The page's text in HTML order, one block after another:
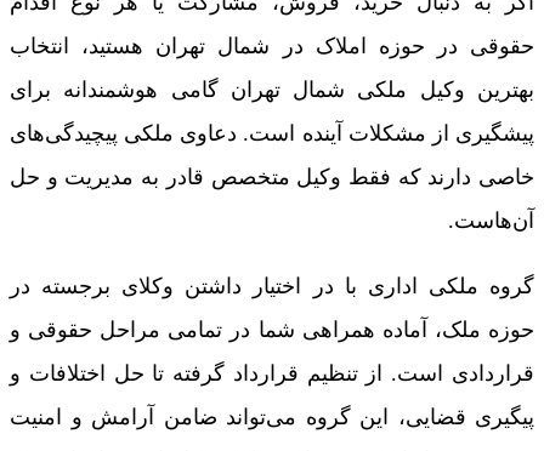
حقوقی در حوزه املاک در شمال تهران هستید، انتخاب
بهترین وکیل ملکی شمال تهران گامی هوشمندانه برای
پیشگیری از مشکلات آینده است. دعاوی ملکی پیچیدگی‌های
خاصی دارند که فقط وکیل متخصص قادر به مدیریت و حل
آن‌هاست.
گروه ملکی اداری با در اختیار داشتن وکلای برجسته در
حوزه ملک، آماده همراهی شما در تمامی مراحل حقوقی و
قراردادی است. از تنظیم قرارداد گرفته تا حل اختلافات و
پیگیری قضایی، این گروه می‌تواند ضامن آرامش و امنیت